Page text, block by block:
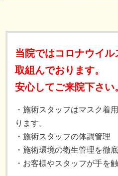
当院ではコロナウイル
取組んでおります。
安心してご来院下さい
・施術スタッフはマスク着
ります。
・施術スタッフの体調管理
・施術環境の衛生管理を徹底
・お客様やスタッフが手を